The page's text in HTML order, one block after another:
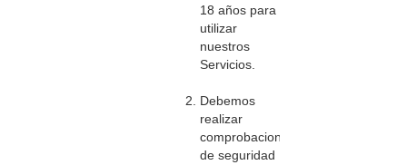
18 años para
utilizar
nuestros
Servicios.
Debemos
realizar
comprobaciones
de seguridad